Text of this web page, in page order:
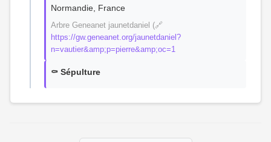
Normandie, France
Arbre Geneanet jaunetdaniel (🔗
https://gw.geneanet.org/jaunetdaniel?
n=vautier&amp;p=pierre&amp;oc=1
⚰️ Sépulture